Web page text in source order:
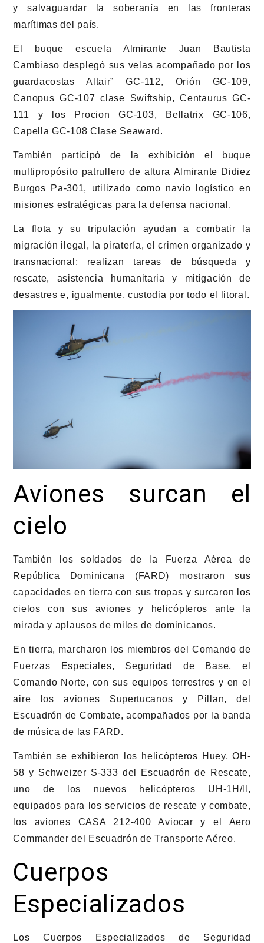
y salvaguardar la soberanía en las fronteras
marítimas del país.
El buque escuela Almirante Juan Bautista
Cambiaso desplegó sus velas acompañado por los
guardacostas Altair” GC-112, Orión GC-109,
Canopus GC-107 clase Swiftship, Centaurus GC-
111 y los Procion GC-103, Bellatrix GC-106,
Capella GC-108 Clase Seaward.
También participó de la exhibición el buque
multipropósito patrullero de altura Almirante Didiez
Burgos Pa-301, utilizado como navío logístico en
misiones estratégicas para la defensa nacional.
La flota y su tripulación ayudan a combatir la
migración ilegal, la piratería, el crimen organizado y
transnacional; realizan tareas de búsqueda y
rescate, asistencia humanitaria y mitigación de
desastres e, igualmente, custodia por todo el litoral.
Aviones surcan el
cielo
También los soldados de la Fuerza Aérea de
República Dominicana (FARD) mostraron sus
capacidades en tierra con sus tropas y surcaron los
cielos con sus aviones y helicópteros ante la
mirada y aplausos de miles de dominicanos.
En tierra, marcharon los miembros del Comando de
Fuerzas Especiales, Seguridad de Base, el
Comando Norte, con sus equipos terrestres y en el
aire los aviones Supertucanos y Pillan, del
Escuadrón de Combate, acompañados por la banda
de música de las FARD.
También se exhibieron los helicópteros Huey, OH-
58 y Schweizer S-333 del Escuadrón de Rescate,
uno de los nuevos helicópteros UH-1H/ll,
equipados para los servicios de rescate y combate,
los aviones CASA 212-400 Aviocar y el Aero
Commander del Escuadrón de Transporte Aéreo.
Cuerpos
Especializados
Los Cuerpos Especializados de Seguridad